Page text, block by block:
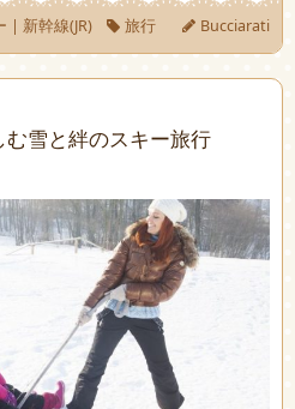
| 新幹線(JR) 旅行 Bucciarati
む雪と絆のスキー旅行